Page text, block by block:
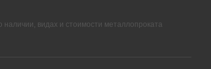
видах и стоимости металлопроката